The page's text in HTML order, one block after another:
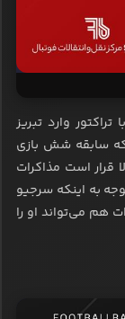
وارد تبریز
از مهر، این بازیکن ۲۸ ساله که سابقه شش بازی
قرار است مذاکرات
به اینکه سرجیو
هم می‌تواند او را